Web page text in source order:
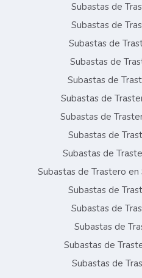
Subastas de
Subastas de
Subastas de
Subastas de
Subastas de
Subastas de
Subastas de
Subastas de
Subastas de
Subastas de Trastero
Subastas de
Subastas de
Subastas de
Subastas de
Subastas de